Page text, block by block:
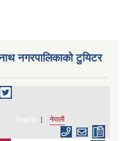
नगरपालिकाको टुयिटर